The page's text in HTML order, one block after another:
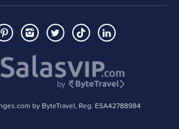
by ByteTravel, Reg. ESA42788984